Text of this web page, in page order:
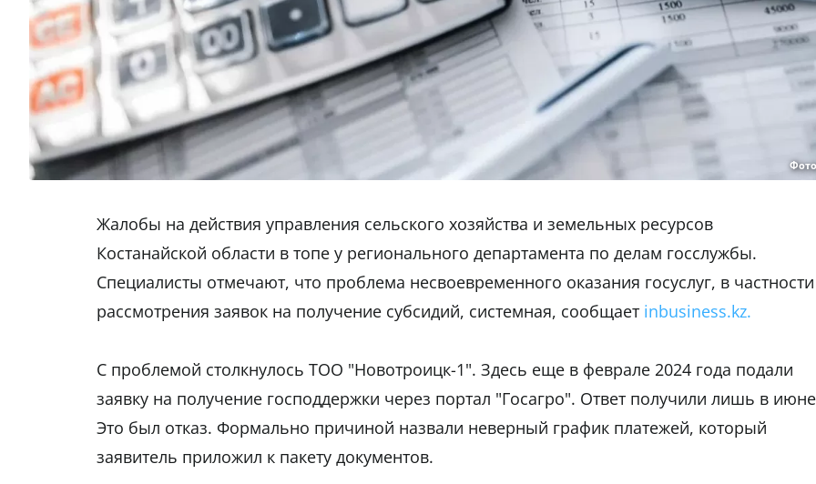
Жалобы на действия управления сельского хозяйства и земельных ресурсов
Костанайской области в топе у регионального департамента по делам госслужбы.
Специалисты отмечают, что проблема несвоевременного оказания госуслуг, в частности
рассмотрения заявок на получение субсидий, системная, сообщает inbusiness.kz.
С проблемой столкнулось ТОО "Новотроицк-1". Здесь еще в феврале 2024 года подали
заявку на получение господдержки через портал "Госагро". Ответ получили лишь в
Это был отказ. Формально причиной назвали неверный график платежей, который
заявитель приложил к пакету документов.